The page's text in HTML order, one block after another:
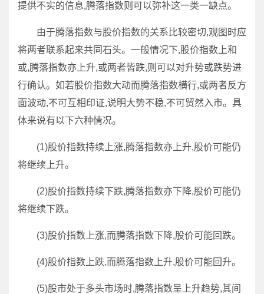
提供不实的信息,腾落指数则可以弥补这一类一缺点。
由于腾落指数与股价指数的关系比较密切,观图时应
将两者联系起来共同石头。一般情况下,股价指数上和
或,腾落指数亦上升,或两者皆跌,则可以对升势或跌势进
行确认。如若股价指数大动而腾落指数横行,或两者反方
面波动,不可互相印证,说明大势不稳,不可贸然入市。具
体来说有以下六种情况。
(1)股价指数持续上涨,腾落指数亦上升,股价可能仍
将继续上升。
(2)股价指数持续下跌,腾落指数亦下降,股价可能仍
将继续下跌。
(3)股价指数上涨,而腾落指数下降,股价可能回跌。
(4)股价指数上跌,而腾落指数上升,股价可能回升。
(5)股市处于多头市场时,腾落指数呈上升趋势,其间